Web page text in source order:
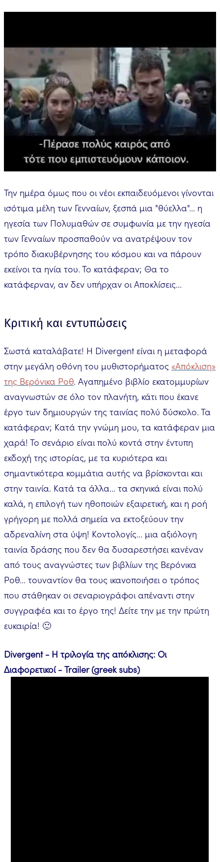
Την ημέρα όμως που οι νέοι εκπαιδευόμενοι γίνονται
ισότιμα μέλη των Γενναίων, ξεσπά μια "θύελλα"... η
ηγεσία των Πολυμαθών σε συμφωνία με την ηγεσία
των Γενναίων προσπαθούν να ανατρέψουν τον
τρόπο διακυβέρνησης του κόσμου και να πάρουν
εκείνοι τα ηνία του. Το κατάφεραν; Θα το
κατάφερναν, αν δεν υπήρχαν οι Αποκλίσεις...
Κριτική και εντυπώσεις
Σωστά καταλάβατε! Η Divergent είναι η μεταφορά
στην μεγάλη οθόνη του μυθιστορήματος «Απόκλιση»
της Βερόνικα Ροθ. Αγαπημένο βιβλίο εκατομμυρίων
αναγνωστών σε όλο τον πλανήτη, κάτι που έκανε
έργο των δημιουργών της ταινίας πολύ δύσκολο. Τα
κατάφεραν; Κατά την γνώμη μου, τα κατάφεραν μια
χαρά! Το σενάριο είναι πολύ κοντά στην έντυπη
εκδοχή της ιστορίας, με τα κυριότερα και
σημαντικότερα κομμάτια αυτής να βρίσκονται και
στην ταινία. Κατά τα άλλα... τα σκηνικά είναι πολύ
καλά, η επιλογή των ηθοποιών εξαιρετική, και η ροή
γρήγορη με πολλά σημεία να εκτοξεύουν την
αδρεναλίνη στα ύψη! Κοντολογίς... μια αξιόλογη
ταινία δράσης που δεν θα δυσαρεστήσει κανέναν
από τους αναγνώστες των βιβλίων της Βερόνικα
Ροθ... τουναντίον θα τους ικανοποιήσει ο τρόπος
που στάθηκαν οι σεναριογράφοι απέναντι στην
συγγραφέα και το έργο της! Δείτε την με την πρώτη
ευκαιρία! 🙂
Divergent - Η τριλογία της απόκλισης: Οι
Διαφορετικοί - Trailer (greek subs)